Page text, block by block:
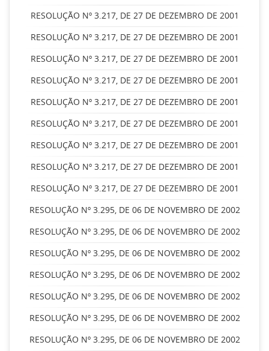
RESOLUÇÃO Nº 3.217, DE 27 DE DEZEMBRO DE 2001
RESOLUÇÃO Nº 3.217, DE 27 DE DEZEMBRO DE 2001
RESOLUÇÃO Nº 3.217, DE 27 DE DEZEMBRO DE 2001
RESOLUÇÃO Nº 3.217, DE 27 DE DEZEMBRO DE 2001
RESOLUÇÃO Nº 3.217, DE 27 DE DEZEMBRO DE 2001
RESOLUÇÃO Nº 3.217, DE 27 DE DEZEMBRO DE 2001
RESOLUÇÃO Nº 3.217, DE 27 DE DEZEMBRO DE 2001
RESOLUÇÃO Nº 3.217, DE 27 DE DEZEMBRO DE 2001
RESOLUÇÃO Nº 3.217, DE 27 DE DEZEMBRO DE 2001
RESOLUÇÃO Nº 3.295, DE 06 DE NOVEMBRO DE 2002
RESOLUÇÃO Nº 3.295, DE 06 DE NOVEMBRO DE 2002
RESOLUÇÃO Nº 3.295, DE 06 DE NOVEMBRO DE 2002
RESOLUÇÃO Nº 3.295, DE 06 DE NOVEMBRO DE 2002
RESOLUÇÃO Nº 3.295, DE 06 DE NOVEMBRO DE 2002
RESOLUÇÃO Nº 3.295, DE 06 DE NOVEMBRO DE 2002
RESOLUÇÃO Nº 3.295, DE 06 DE NOVEMBRO DE 2002